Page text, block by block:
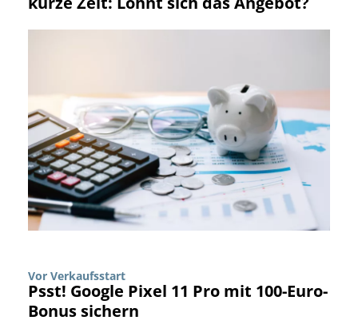
Vor Verkaufsstart
Psst! Google Pixel 11 Pro mit 100-Euro-
Bonus sichern